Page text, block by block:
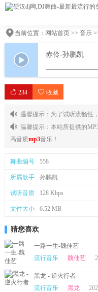
当前位置： 网站首页>> 音乐
赤伶-孙鹏凯
234 收藏
温馨提示：为了试听流畅性
温馨提示：本站所提供的
高音质mp3音乐！
舞曲编号 558
所属歌手 孙鹏凯
试听音质 128 Kbps
文件大小 6.52 MB
猜您喜欢
一路一生-魏佳艺
流行音乐
魏佳艺
黑龙 - 逆火行者
流行音乐
黑龙